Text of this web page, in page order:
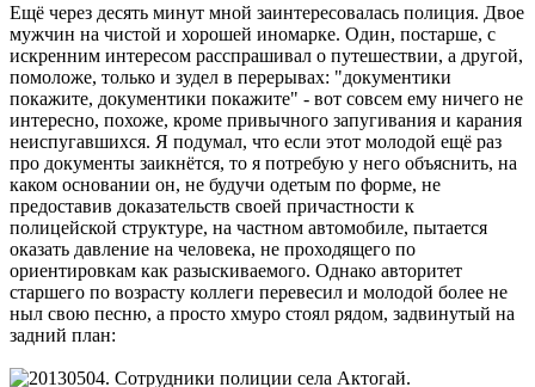
Ещё через десять минут мной заинтересовалась полиция. Двое
мужчин на чистой и хорошей иномарке. Один, постарше, с
искренним интересом расспрашивал о путешествии, а другой,
помоложе, только и зудел в перерывах: "документики
покажите, документики покажите" - вот совсем ему ничего не
интересно, похоже, кроме привычного запугивания и карания
неиспугавшихся. Я подумал, что если этот молодой ещё раз
про документы заикнётся, то я потребую у него объяснить, на
каком основании он, не будучи одетым по форме, не
предоставив доказательств своей причастности к
полицейской структуре, на частном автомобиле, пытается
оказать давление на человека, не проходящего по
ориентировкам как разыскиваемого. Однако авторитет
старшего по возрасту коллеги перевесил и молодой более не
ныл свою песню, а просто хмуро стоял рядом, задвинутый на
задний план: